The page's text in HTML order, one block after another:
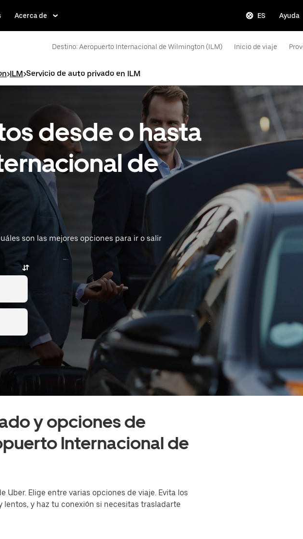
Acerca de ES Ayuda
Destino: Aeropuerto Internacional de Wilmington (ILM) Inicio de viaje
>ILM>Servicio de auto privado en ILM
desde o hasta
de
son las mejores opciones para ir o salir
y opciones de
Internacional de
Uber. Elige entre varias opciones de viaje. Evita los
y haz tu conexión si necesitas trasladarte